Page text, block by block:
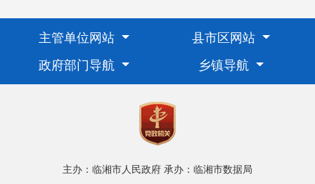
主管单位网站
县市区网站
政府部门导航
乡镇导航
主办：临湘市人民政府 承办：临湘市数据局